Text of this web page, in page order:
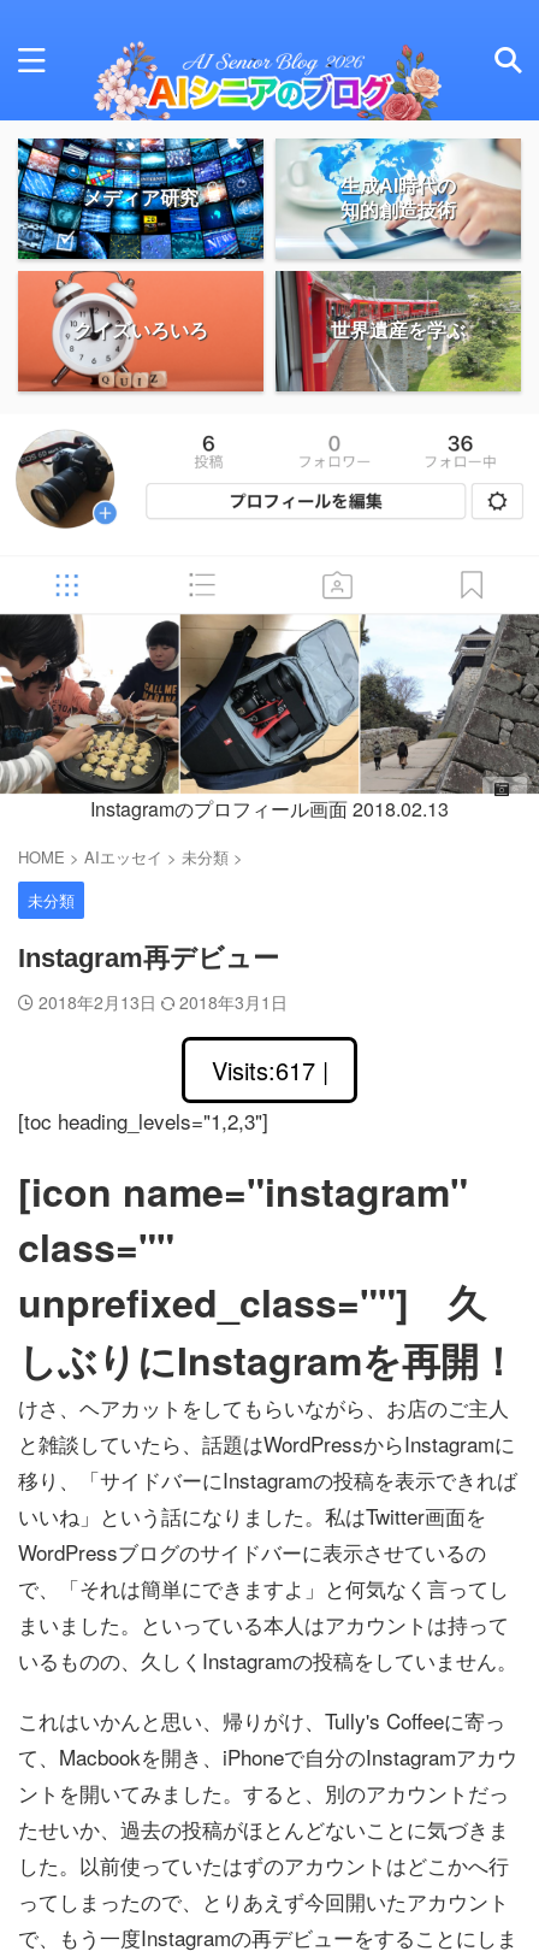
メディア研究
生成AI時代の
知的創造技術
クイズいろいろ 世界遺産を学ぶ
Instagramのプロフィール画面 2018.02.13
HOME > AIエッセイ > 未分類 >
未分類
Instagram再デビュー
2018年2月13日 2018年3月1日
Visits:617 |
[toc heading_levels="1,2,3"]
[icon name="instagram"
class=""
unprefixed_class=""] 久
しぶりにInstagramを再開！
けさ、ヘアカットをしてもらいながら、お店のご主人
と雑談していたら、話題はWordPressからInstagramに
移り、「サイドバーにInstagramの投稿を表示できれば
いいね」という話になりました。私はTwitter画面を
WordPressブログのサイドバーに表示させているの
で、「それは簡単にできますよ」と何気なく言ってし
まいました。といっている本人はアカウントは持って
いるものの、久しくInstagramの投稿をしていません。
これはいかんと思い、帰りがけ、Tully's Coffeeに寄っ
て、Macbookを開き、iPhoneで自分のInstagramアカウ
ントを開いてみました。すると、別のアカウントだっ
たせいか、過去の投稿がほとんどないことに気づきま
した。以前使っていたはずのアカウントはどこかへ行
ってしまったので、とりあえず今回開いたアカウント
で、もう一度Instagramの再デビューをすることにしま